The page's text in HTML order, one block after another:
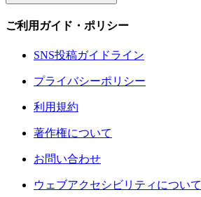
ご利用ガイド・ポリシー
SNS投稿ガイドライン
プライバシーポリシー
利用規約
著作権について
お問い合わせ
ウェブアクセシビリティについて